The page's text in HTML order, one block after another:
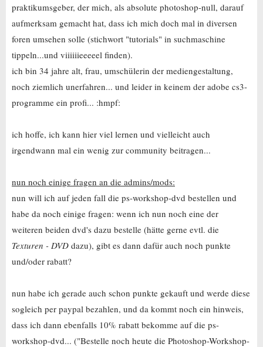
praktikumsgeber, der mich, als absolute photoshop-null, darauf
aufmerksam gemacht hat, dass ich mich doch mal in diversen
foren umsehen solle (stichwort "tutorials" in suchmaschine
tippeln...und viiiiiieeeeel finden).
ich bin 34 jahre alt, frau, umschülerin der mediengestaltung,
noch ziemlich unerfahren... und leider in keinem der adobe cs3-
programme ein profi... :hmpf:
ich hoffe, ich kann hier viel lernen und vielleicht auch
irgendwann mal ein wenig zur community beitragen...
nun noch einige fragen an die admins/mods:
nun will ich auf jeden fall die ps-workshop-dvd bestellen und
habe da noch einige fragen: wenn ich nun noch eine der
weiteren beiden dvd's dazu bestelle (hätte gerne evtl. die
Texturen - DVD dazu), gibt es dann dafür auch noch punkte
und/oder rabatt?
nun habe ich gerade auch schon punkte gekauft und werde diese
sogleich per paypal bezahlen, und da kommt noch ein hinweis,
dass ich dann ebenfalls 10% rabatt bekomme auf die ps-
workshop-dvd... ("Bestelle noch heute die Photoshop-Workshop-